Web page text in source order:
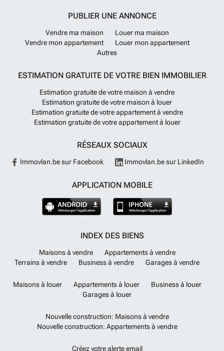
PUBLIER UNE ANNONCE
Vendre ma maison
Louer ma maison
Vendre mon appartement
Louer mon appartement
Autres
ESTIMATION GRATUITE DE VOTRE BIEN IMMOBILIER
Estimation gratuite de votre maison à vendre
Estimation gratuite de votre maison à louer
Estimation gratuite de votre appartement à vendre
Estimation gratuite de votre appartement à louer
RÉSEAUX SOCIAUX
Immovlan.be sur Facebook Immovlan.be sur LinkedIn
APPLICATION MOBILE
INDEX DES BIENS
Maisons à vendre
Appartements à vendre
Terrains à vendre
Business à vendre Garages à vendre
Maisons à louer Appartements à louer
Business à louer
Garages à louer
Nouvelle construction: Maisons à vendre
Nouvelle construction: Appartements à vendre
Créez votre alerte email